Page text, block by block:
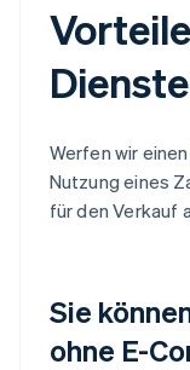
Werfen wir
Nutzung eines
für den Verkauf
Sie
ohne E-